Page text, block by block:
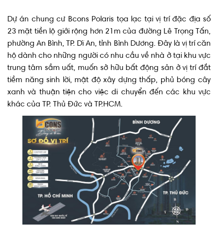
Dự án chung cư Bcons Polaris tọa lạc tại vị trí đặc địa số
23 mặt tiền lộ giới rộng hơn 21m của đường Lê Trọng Tấn,
phường An Bình, TP. Dĩ An, tỉnh Bình Dương. Đây là vị trí căn
hộ dành cho những người có nhu cầu về nhà ở tại khu vực
trung tâm sầm uất, muốn sở hữu bất động sản ở vị trí đắt
tiềm năng sinh lời, mật độ xây dựng thấp, phủ bóng cây
xanh và thuận tiện cho việc di chuyển đến các khu vực
khác của TP. Thủ Đức và TP.HCM.